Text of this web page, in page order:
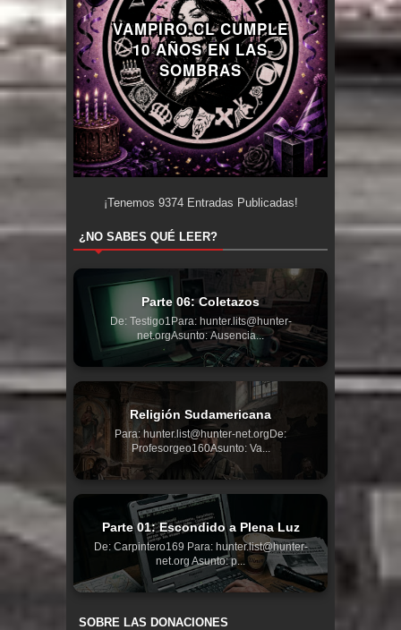
VAMPIRO.CL CUMPLE
10 AÑOS EN LAS
SOMBRAS
¡Tenemos 9374Entradas Publicadas!
¿NO SABES QUÉ LEER?
Parte 06: Coletazos
De: Testigo1Para: hunter.lits@hunter-
net.orgAsunto: Ausencia...
Religión Sudamericana
Para: hunter.list@hunter-net.orgDe:
Profesorgeo160Asunto: Va...
Parte 01: Escondido a Plena Luz
De: Carpintero169 Para: hunter.list@hunter-
net.org Asunto: p...
SOBRE LAS DONACIONES